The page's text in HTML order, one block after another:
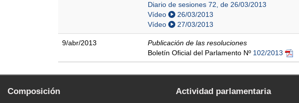
Diario de sesiones 72, de 26/03/2013
Vídeo
26/03/2013
Vídeo
27/03/2013
9/abr/2013
Publicación de las resoluciones
Boletín Oficial del Parlamento Nº 102/2013
Composición Actividad parlamentaria